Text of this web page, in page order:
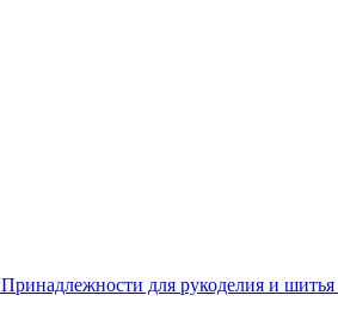
Принадлежности для рукоделия и шитья